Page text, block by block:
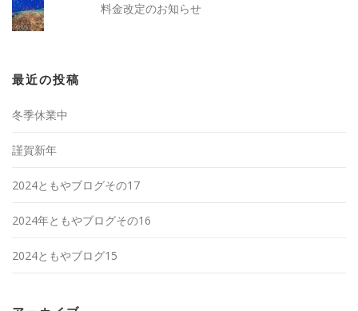
料金改定のお知らせ
最近の投稿
冬季休業中
謹賀新年
2024ともやブログその17
2024年ともやブログその16
2024ともやブログ15